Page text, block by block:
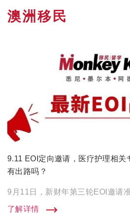
澳洲移民
9.11 EOI定向邀请，医疗护理相关
有出路吗？
了解详情